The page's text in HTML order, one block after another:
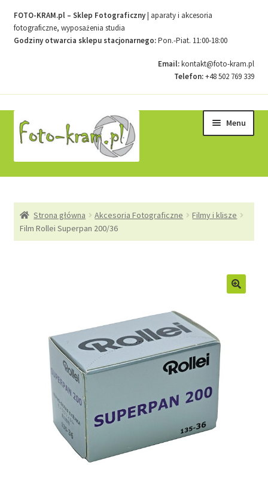
FOTO-KRAM.pl – Sklep Fotograficzny| aparaty i akcesoria
fotograficzne, wyposażenia studia
Godziny otwarcia sklepu stacjonarnego:Pon.-Piat. 11:00-18:00
Email:kontakt@foto-kram.pl
Telefon:+48 502 769 339
do
nawigacji
do
treści
Menu
Kontakt
Sample Page
Zamówienia
Strona główna Akcesoria Fotograficzne
Filmy i klisze
Film Rollei Superpan 200/36